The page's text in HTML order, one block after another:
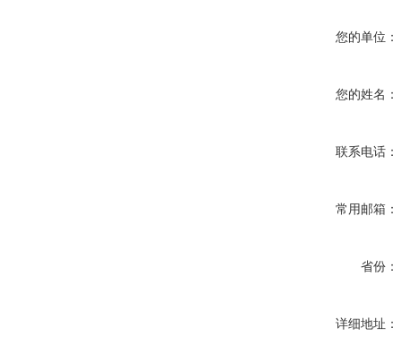
您的单位：
您的姓名：
联系电话：
常用邮箱：
省份：
详细地址：